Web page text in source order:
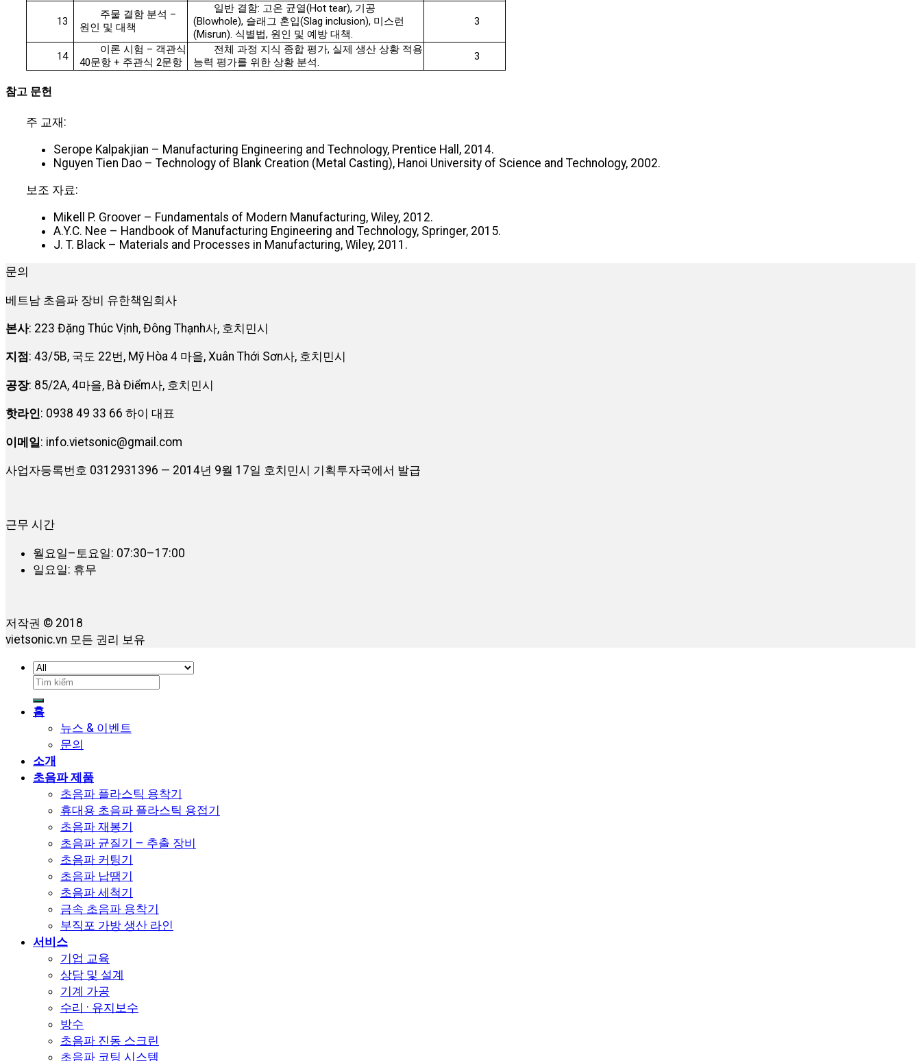
13
주물 결함 분석 –
원인 및 대책
일반 결함: 고온 균열(Hot tear), 기공
(Blowhole), 슬래그 혼입(Slag inclusion), 미스런
(Misrun). 식별법, 원인 및 예방 대책.
3
14
이론 시험 – 객관식
40문항 + 주관식 2문항
전체 과정 지식 종합 평가, 실제 생산 상황 적용
능력 평가를 위한 상황 분석.
3
참고 문헌
주 교재:
Serope Kalpakjian – Manufacturing Engineering and Technology, Prentice Hall, 2014.
Nguyen Tien Dao – Technology of Blank Creation (Metal Casting), Hanoi University of Science and Technology, 2002.
보조 자료:
Mikell P. Groover – Fundamentals of Modern Manufacturing, Wiley, 2012.
A.Y.C. Nee – Handbook of Manufacturing Engineering and Technology, Springer, 2015.
J. T. Black – Materials and Processes in Manufacturing, Wiley, 2011.
문의
베트남 초음파 장비 유한책임회사
본사: 223 Đặng Thúc Vịnh, Đông Thạnh사, 호치민시
지점 : 43/5B, 국도 22번, Mỹ Hòa 4 마을, Xuân Thới Sơn사, 호치민시
공장: 85/2A, 4마을, Bà Điểm사, 호치민시
핫라인: 0938 49 33 66 하이 대표
이메일: info.vietsonic@gmail.com
사업자등록번호 0312931396 — 2014년 9월 17일 호치민시 기획투자국에서 발급
근무 시간
월요일–토요일: 07:30–17:00
일요일: 휴무
저작권 © 2018
vietsonic.vn 모든 권리 보유
검
색:
홈
뉴스 & 이벤트
문의
소개
초음파 제품
초음파 플라스틱 용착기
휴대용 초음파 플라스틱 용접기
초음파 재봉기
초음파 균질기 – 추출 장비
초음파 커팅기
초음파 납땜기
초음파 세척기
금속 초음파 용착기
부직포 가방 생산 라인
서비스
기업 교육
상담 및 설계
기계 가공
수리 · 유지보수
방수
초음파 진동 스크린
초음파 코팅 시스템